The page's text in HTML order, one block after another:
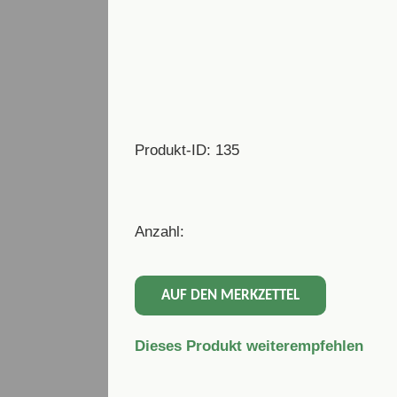
Produkt-ID: 135
Anzahl:
AUF DEN MERKZETTEL
Dieses Produkt weiterempfehlen